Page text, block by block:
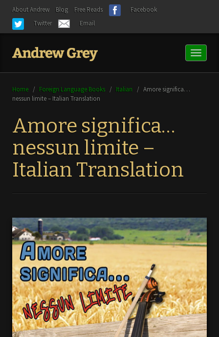
About Andrew Blog Free Reads
Facebook
Twitter
Email
Toggle
Home / Foreign Language Books / Italian / Amore significa…
nessun limite – Italian Translation
Amore significa…
nessun limite –
Italian Translation